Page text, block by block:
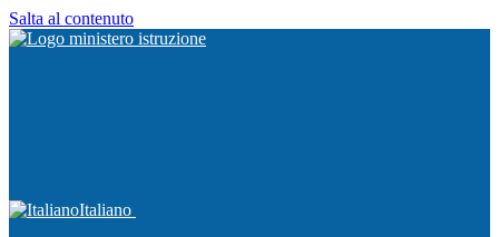
Salta al contenuto
Italiano